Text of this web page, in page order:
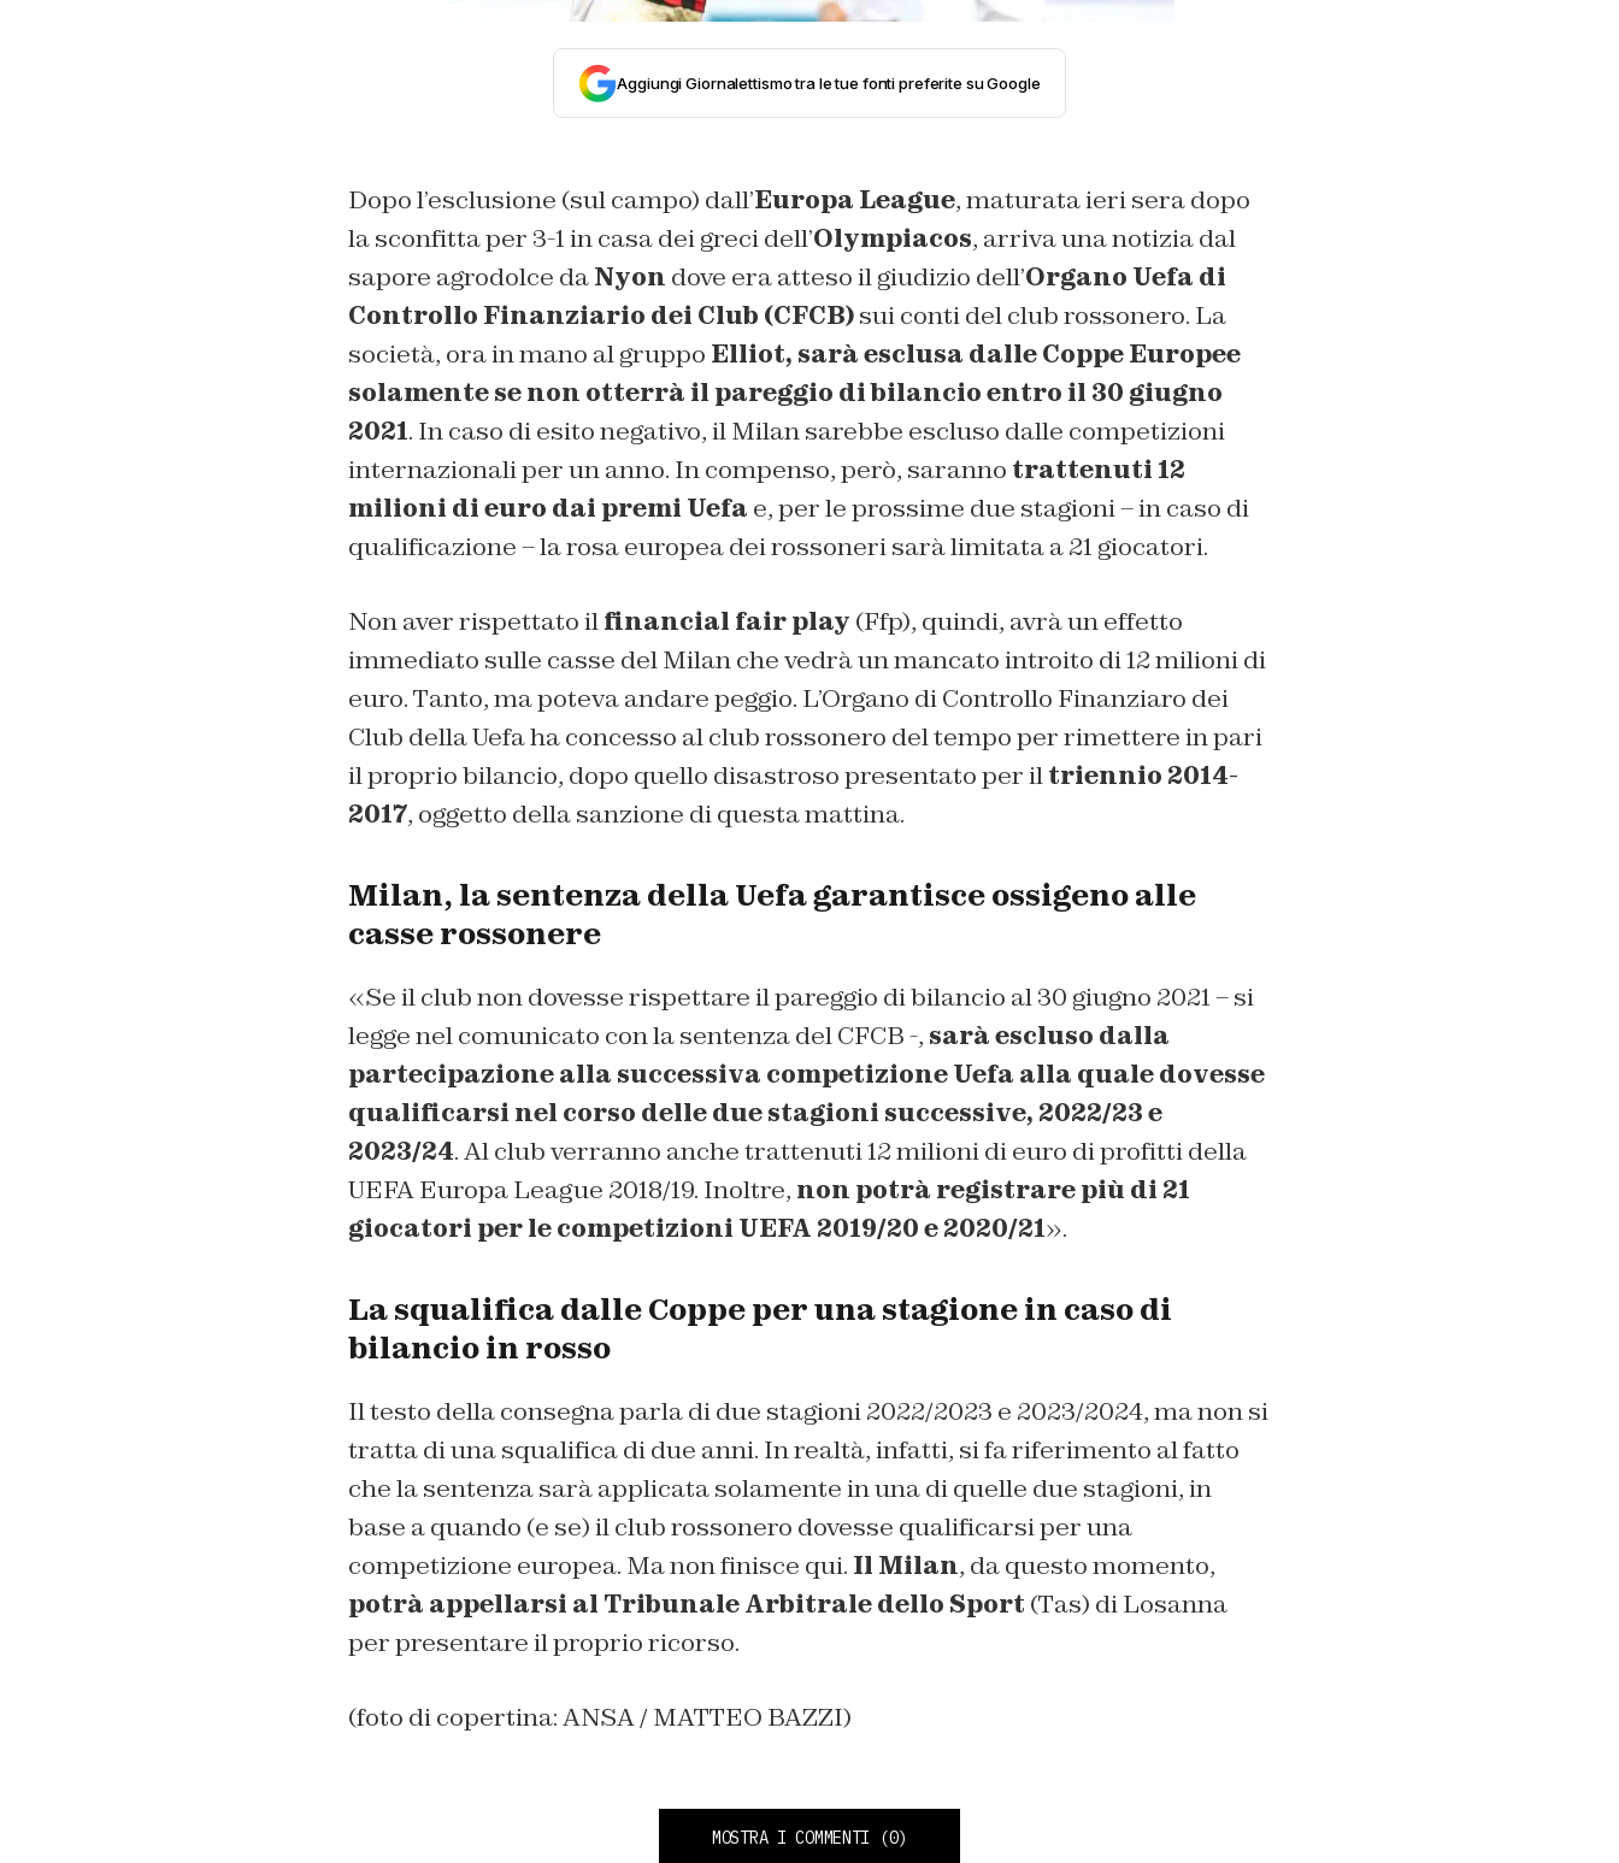
Aggiungi Giornalettismo tra le tue fonti preferite su Google
Dopo l’esclusione (sul campo) dall’Europa League, maturata ieri sera dopo
la sconfitta per 3-1 in casa dei greci dell’Olympiacos, arriva una notizia dal
sapore agrodolce daNyon dove era atteso il giudizio dell’Organo Uefa di
Controllo Finanziario dei Club (CFCB)sui conti del club rossonero. La
società, ora in mano al gruppo Elliot, sarà esclusa dalle Coppe Europee
solamente se non otterrà il pareggio di bilancio entro il 30 giugno
2021. In caso di esito negativo, il Milan sarebbe escluso dalle competizioni
internazionali per un anno. In compenso, però, saranno trattenuti 12
milioni di euro dai premi Uefa e, per le prossime due stagioni – in caso di
qualificazione – la rosa europea dei rossoneri sarà limitata a 21 giocatori.
Non aver rispettato ilfinancial fair play (Ffp), quindi, avrà un effetto
immediato sulle casse del Milan che vedrà un mancato introito di 12 milioni di
euro. Tanto, ma poteva andare peggio. L’Organo di Controllo Finanziaro dei
Club della Uefa ha concesso al club rossonero del tempo per rimettere in pari
il proprio bilancio, dopo quello disastroso presentato per iltriennio 2014-
2017, oggetto della sanzione di questa mattina.
Milan, la sentenza della Uefa garantisce ossigeno alle
casse rossonere
«Se il club non dovesse rispettare il pareggio di bilancio al 30 giugno 2021 – si
legge nel comunicato con la sentenza del CFCB -, sarà escluso dalla
partecipazione alla successiva competizione Uefa alla quale dovesse
qualificarsi nel corso delle due stagioni successive, 2022/23 e
2023/24. Al club verranno anche trattenuti 12 milioni di euro di profitti della
UEFA Europa League 2018/19. Inoltre, non potrà registrare più di 21
giocatori per le competizioni UEFA 2019/20 e 2020/21».
La squalifica dalle Coppe per una stagione in caso di
bilancio in rosso
Il testo della consegna parla di due stagioni 2022/2023 e 2023/2024, ma non si
tratta di una squalifica di due anni. In realtà, infatti, si fa riferimento al fatto
che la sentenza sarà applicata solamente in una di quelle due stagioni, in
base a quando (e se) il club rossonero dovesse qualificarsi per una
competizione europea. Ma non finisce qui. Il Milan, da questo momento,
potrà appellarsi al Tribunale Arbitrale dello Sport (Tas) di Losanna
per presentare il proprio ricorso.
(foto di copertina: ANSA / MATTEO BAZZI)
MOSTRA I COMMENTI (0)